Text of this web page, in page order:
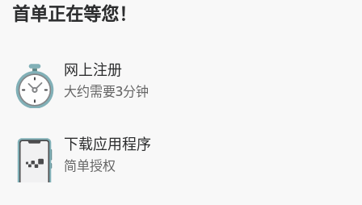
首单正在等您！
网上注册
大约需要3分钟
下载应用程序
简单授权